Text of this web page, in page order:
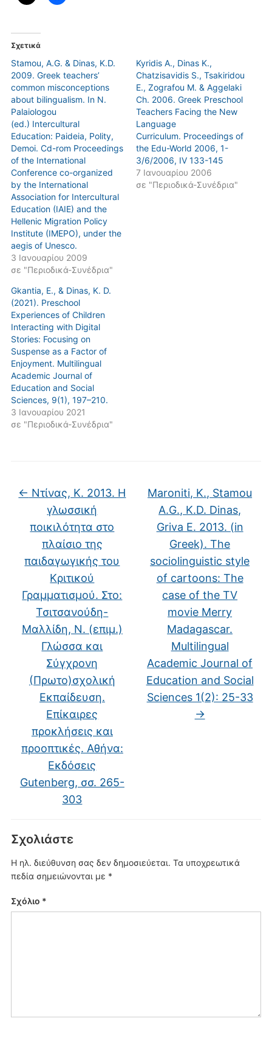
Σχετικά
Stamou, A.G. & Dinas, K.D.
2009. Greek teachers’
common misconceptions
about bilingualism. In N.
Palaiologou
(ed.) Intercultural
Education: Paideia, Polity,
Demoi. Cd-rom Proceedings
of the International
Conference co-organized
by the International
Association for Intercultural
Education (IAIE) and the
Hellenic Migration Policy
Institute (IMEPO), under the
aegis of Unesco.
3 Ιανουαρίου 2009
σε "Περιοδικά-Συνέδρια"
Kyridis A., Dinas K.,
Chatzisavidis S., Tsakiridou
E., Zografou M. & Aggelaki
Ch. 2006. Greek Preschool
Teachers Facing the New
Language
Curriculum. Proceedings of
the Edu-World 2006, 1-
3/6/2006, IV 133-145
7 Ιανουαρίου 2006
σε "Περιοδικά-Συνέδρια"
Gkantia, E., & Dinas, K. D.
(2021). Preschool
Experiences of Children
Interacting with Digital
Stories: Focusing on
Suspense as a Factor of
Enjoyment. Multilingual
Academic Journal of
Education and Social
Sciences, 9(1), 197–210.
3 Ιανουαρίου 2021
σε "Περιοδικά-Συνέδρια"
← Ντίνας, Κ. 2013. Η
γλωσσική
ποικιλότητα στο
πλαίσιο της
παιδαγωγικής του
Κριτικού
Γραμματισμού. Στο:
Τσιτσανούδη-
Μαλλίδη, Ν. (επιμ.)
Γλώσσα και
Σύγχρονη
(Πρωτο)σχολική
Εκπαίδευση.
Επίκαιρες
προκλήσεις και
προοπτικές. Αθήνα:
Εκδόσεις
Gutenberg, σσ. 265-
303
Maroniti, K., Stamou
A.G., K.D. Dinas,
Griva E. 2013. (in
Greek). The
sociolinguistic style
of cartoons: The
case of the TV
movie Merry
Madagascar.
Multilingual
Academic Journal of
Education and Social
Sciences 1(2): 25-33
→
Σχολιάστε
Η ηλ. διεύθυνση σας δεν δημοσιεύεται. Τα υποχρεωτικά
πεδία σημειώνονται με *
Σχόλιο *